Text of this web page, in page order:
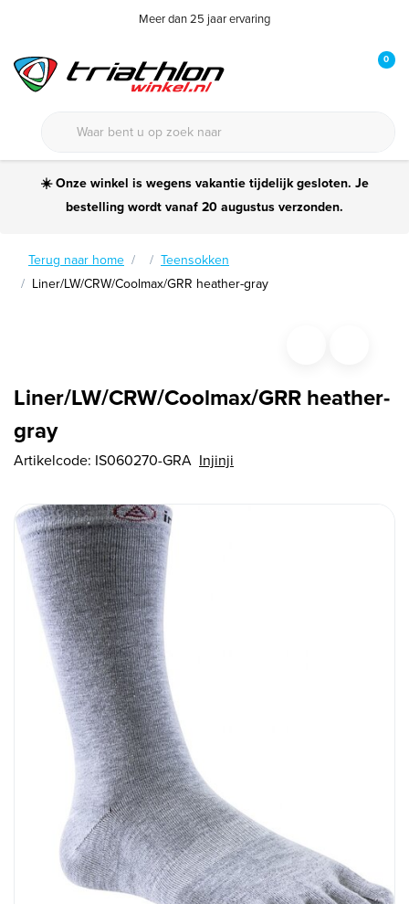
Meer dan 25 jaar ervaring
0
☀️ Onze winkel is wegens vakantie tijdelijk gesloten. Je
bestelling wordt vanaf 20 augustus verzonden.
Terug naar home
Teensokken
Liner/LW/CRW/Coolmax/GRR heather-gray
Liner/LW/CRW/Coolmax/GRR heather-
gray
Artikelcode: IS060270-GRA Injinji